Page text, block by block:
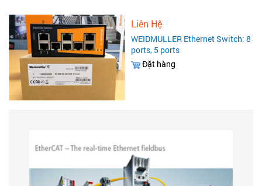
Liên Hệ
WEIDMULLER Ethernet Switch: 8
ports, 5 ports
Đặt hàng